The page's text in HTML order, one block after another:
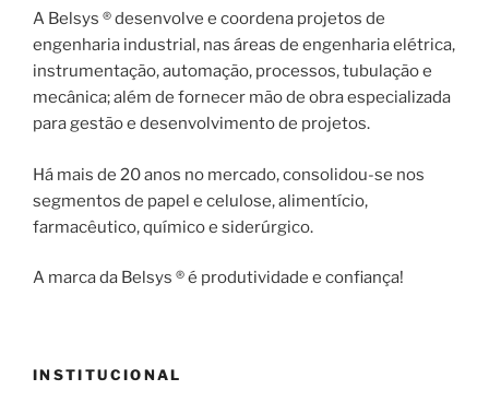
A Belsys ® desenvolve e coordena projetos de
engenharia industrial, nas áreas de engenharia elétrica,
instrumentação, automação, processos, tubulação e
mecânica; além de fornecer mão de obra especializada
para gestão e desenvolvimento de projetos.
Há mais de 20 anos no mercado, consolidou-se nos
segmentos de papel e celulose, alimentício,
farmacêutico, químico e siderúrgico.
A marca da Belsys ® é produtividade e confiança!
INSTITUCIONAL